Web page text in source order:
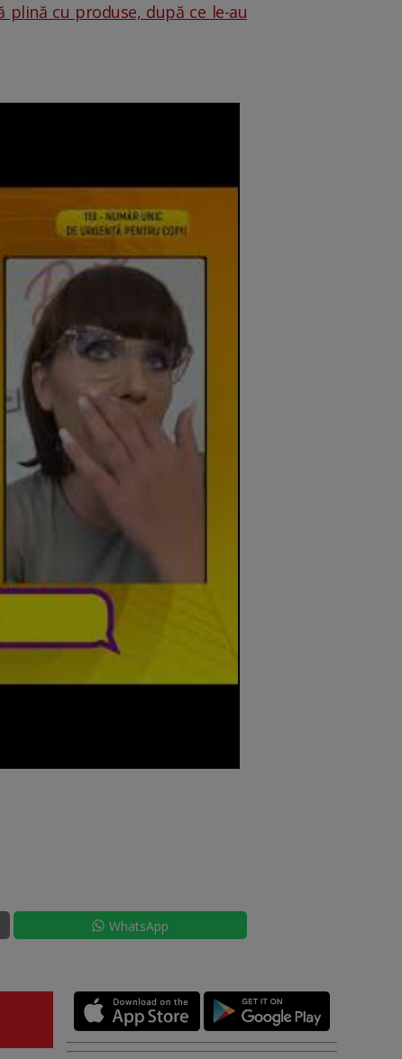
plină cu produse, după ce le-au
WhatsApp